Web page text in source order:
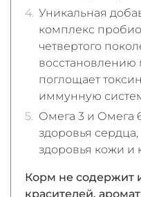
Уникальная
комплекс
четвертого
поглощает
иммунную
Омега 3 и Омега
здоровья
здоровья кожи и
Корм не содержит
красителей,